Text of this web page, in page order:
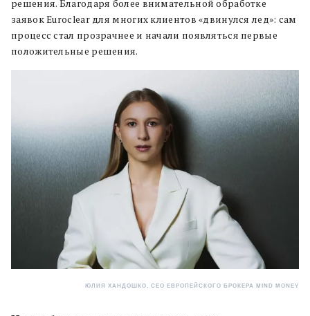
решения. Благодаря более внимательной обработке
заявок Euroclear для многих клиентов «двинулся лед»: сам
процесс стал прозрачнее и начали появляться первые
положительные решения.
ЮЛИЯ ХАНДОШКО, СЕО ЕВРОПЕЙСКОГО БРОКЕРА MIND MONEY